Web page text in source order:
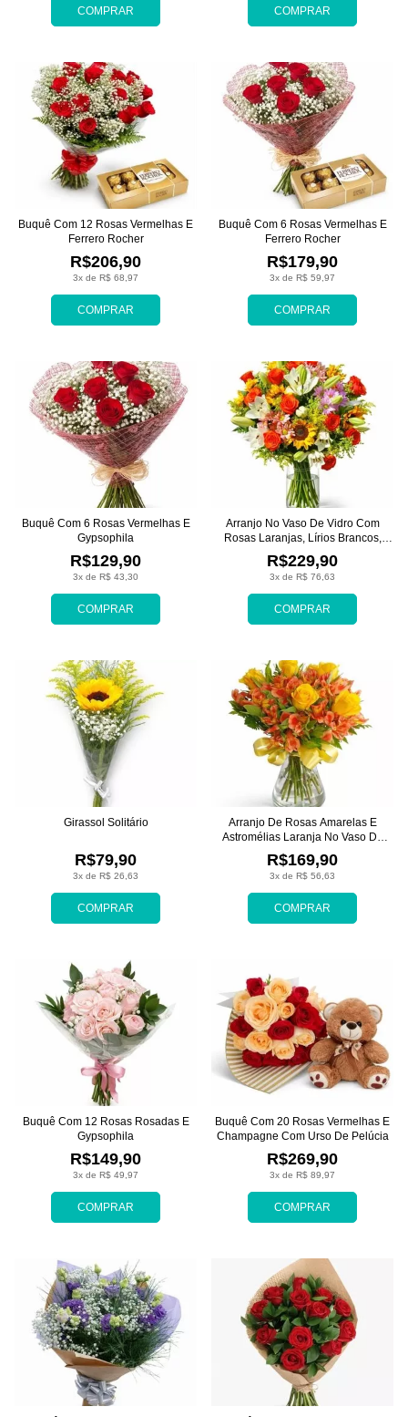
COMPRAR COMPRAR
COMPRAR
3x de R$ 68,97
R$206,90
Buquê Com 12 Rosas Vermelhas E
Ferrero Rocher
COMPRAR
3x de R$ 59,97
R$179,90
Buquê Com 6 Rosas Vermelhas E
Ferrero Rocher
COMPRAR
3x de R$ 43,30
R$129,90
Buquê Com 6 Rosas Vermelhas E
Gypsophila
COMPRAR
3x de R$ 76,63
R$229,90
Arranjo No Vaso De Vidro Com
Rosas Laranjas, Lírios Brancos,
Girassóis E Margaridas
COMPRAR
3x de R$ 26,63
R$79,90
Girassol Solitário
COMPRAR
3x de R$ 56,63
R$169,90
Arranjo De Rosas Amarelas E
Astromélias Laranja No Vaso De
Vidro
COMPRAR
3x de R$ 49,97
R$149,90
Buquê Com 12 Rosas Rosadas E
Gypsophila
COMPRAR
3x de R$ 89,97
R$269,90
Buquê Com 20 Rosas Vermelhas E
Champagne Com Urso De Pelúcia